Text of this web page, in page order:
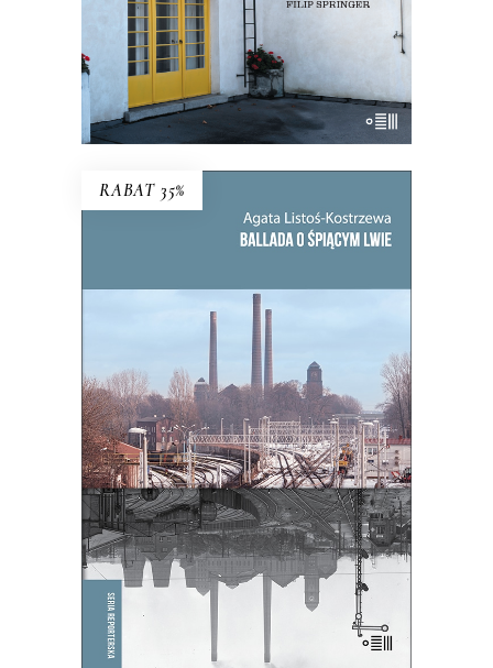
E-BOOK DO KOSZYKA
RABAT 35%
E-BOOK DO KOSZYKA
BALLADA O ŚPIĄCYM LWIE
To, co zdecydowało o powstaniu
Bytomia, jego bogactwie i tradycji,
miało stać się jego zagładą.
61.00zł 39.65zł
KSIĄŻKA DO KOSZYKA